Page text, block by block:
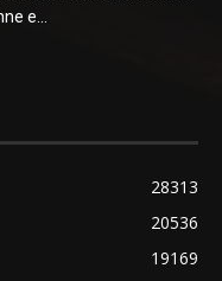
e...
28313
20536
19169